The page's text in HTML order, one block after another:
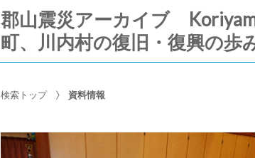
郡山震災アーカイブ
町、川内村の復旧・復興の歩
検索トップ 資料情報